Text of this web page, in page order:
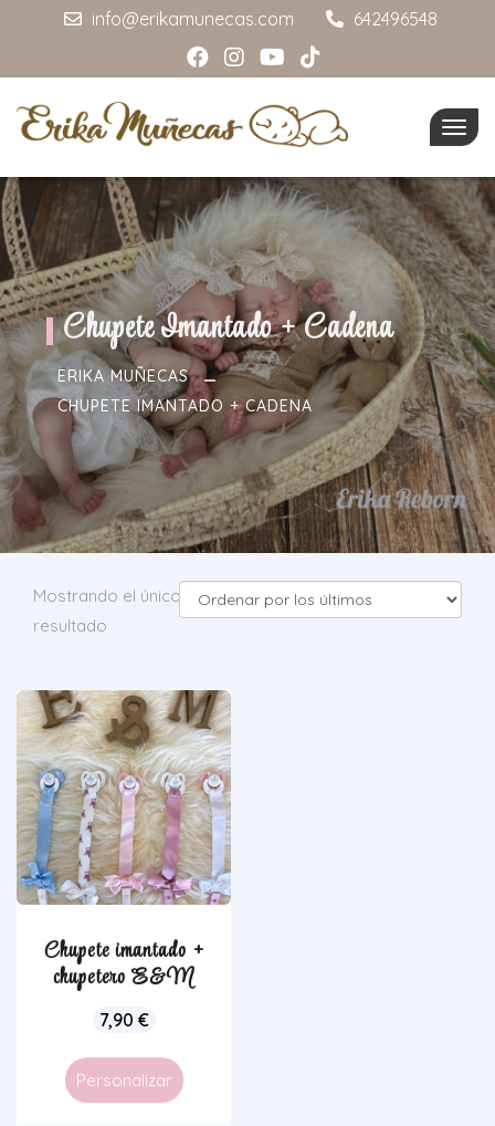
info@erikamunecas.com 642496548
Chupete Imantado + Cadena
ERIKA MUÑECAS
CHUPETE IMANTADO + CADENA
Mostrando el único
resultado
Chupete imantado +
chupetero E&M
7,90 €
Personalizar